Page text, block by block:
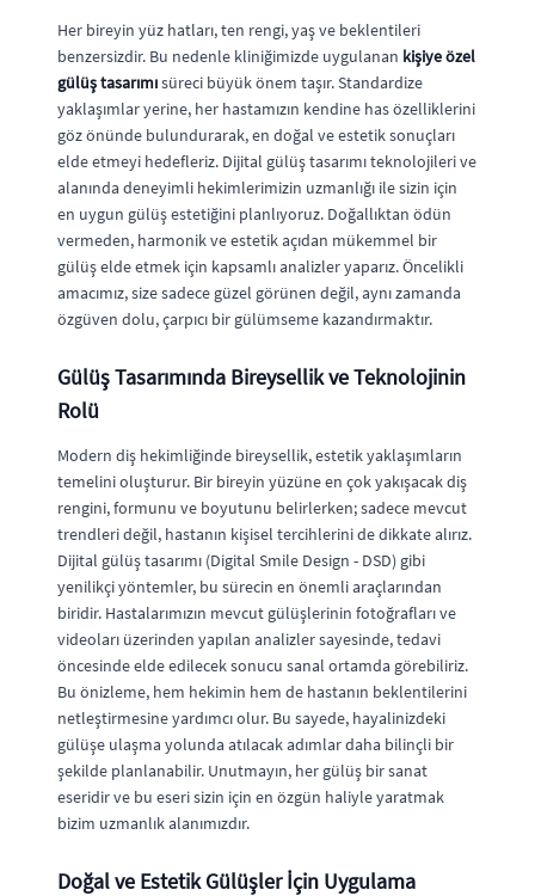
Her bireyin yüz hatları, ten rengi, yaş ve beklentileri
benzersizdir. Bu nedenle kliniğimizde uygulanan kişiye özel
gülüş tasarımısüreci büyük önem taşır. Standardize
yaklaşımlar yerine, her hastamızın kendine has özelliklerini
göz önünde bulundurarak, en doğal ve estetik sonuçları
elde etmeyi hedefleriz. Dijital gülüş tasarımı teknolojileri ve
alanında deneyimli hekimlerimizin uzmanlığı ile sizin için
en uygun gülüş estetiğini planlıyoruz. Doğallıktan ödün
vermeden, harmonik ve estetik açıdan mükemmel bir
gülüş elde etmek için kapsamlı analizler yaparız. Öncelikli
amacımız, size sadece güzel görünen değil, aynı zamanda
özgüven dolu, çarpıcı bir gülümseme kazandırmaktır.
Gülüş Tasarımında Bireysellik ve Teknolojinin
Rolü
Modern diş hekimliğinde bireysellik, estetik yaklaşımların
temelini oluşturur. Bir bireyin yüzüne en çok yakışacak diş
rengini, formunu ve boyutunu belirlerken; sadece mevcut
trendleri değil, hastanın kişisel tercihlerini de dikkate alırız.
Dijital gülüş tasarımı (Digital Smile Design - DSD) gibi
yenilikçi yöntemler, bu sürecin en önemli araçlarından
biridir. Hastalarımızın mevcut gülüşlerinin fotoğrafları ve
videoları üzerinden yapılan analizler sayesinde, tedavi
öncesinde elde edilecek sonucu sanal ortamda görebiliriz.
Bu önizleme, hem hekimin hem de hastanın beklentilerini
netleştirmesine yardımcı olur. Bu sayede, hayalinizdeki
gülüşe ulaşma yolunda atılacak adımlar daha bilinçli bir
şekilde planlanabilir. Unutmayın, her gülüş bir sanat
eseridir ve bu eseri sizin için en özgün haliyle yaratmak
bizim uzmanlık alanımızdır.
Doğal ve Estetik Gülüşler İçin Uygulama